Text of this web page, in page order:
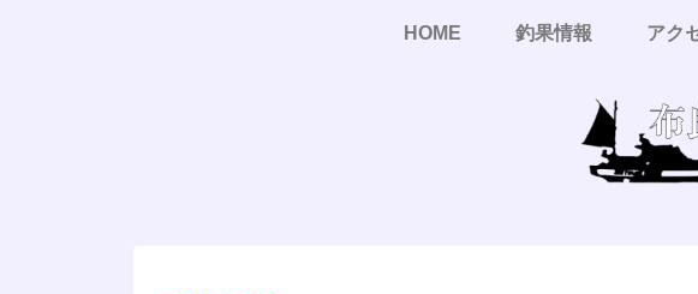
HOME 釣果情報 アク